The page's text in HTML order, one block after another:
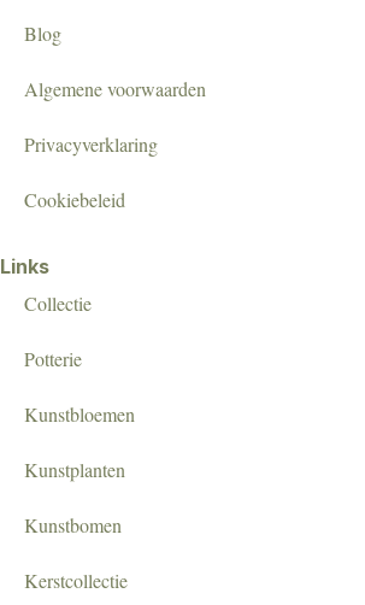
Blog
Algemene voorwaarden
Privacyverklaring
Cookiebeleid
Links
Collectie
Potterie
Kunstbloemen
Kunstplanten
Kunstbomen
Kerstcollectie